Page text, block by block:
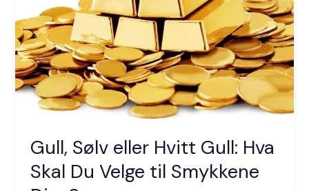
Gull, Sølv eller Hvitt Gull: Hva
Skal Du Velge til Smykkene
Hva
Skal
Du
Velge
til
Smykkene